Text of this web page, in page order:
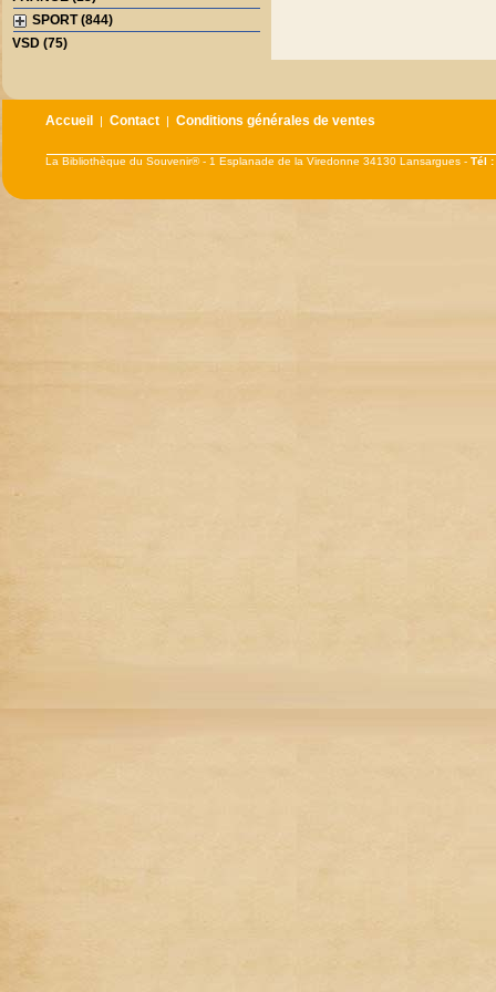
SPORT (844)
VSD (75)
Accueil |Contact |Conditions générales de ventes
La Bibliothèque du Souvenir® - 1 Esplanade de la Viredonne 34130 Lansargues -Tél